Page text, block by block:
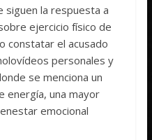
siguen la respuesta a
ejercicio físico de
constatar el acusado
personales y
se menciona un
energía, una mayor
emocional